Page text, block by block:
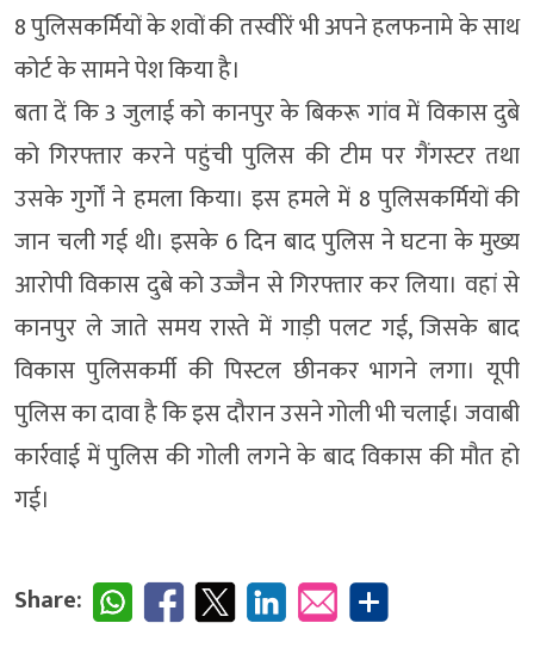
8 पुलिसकर्मियों के शवों की तस्वीरें भी अपने हलफनामे के साथ
कोर्ट के सामने पेश किया है।
बता दें कि 3 जुलाई को कानपुर के बिकरू गांव में विकास दुबे
को गिरफ्तार करने पहुंची पुलिस की टीम पर गैंगस्टर तथा
उसके गुर्गों ने हमला किया। इस हमले में 8 पुलिसकर्मियों की
जान चली गई थी। इसके 6 दिन बाद पुलिस ने घटना के मुख्य
आरोपी विकास दुबे को उज्जैन से गिरफ्तार कर लिया। वहां से
कानपुर ले जाते समय रास्ते में गाड़ी पलट गई, जिसके बाद
विकास पुलिसकर्मी की पिस्टल छीनकर भागने लगा। यूपी
पुलिस का दावा है कि इस दौरान उसने गोली भी चलाई। जवाबी
कार्रवाई में पुलिस की गोली लगने के बाद विकास की मौत हो
गई।
Share: